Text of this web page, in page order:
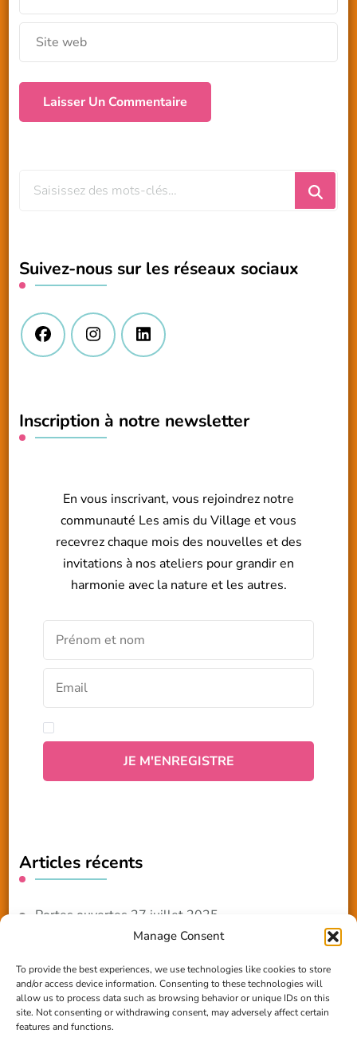
Manage Consent
To provide the best experiences, we use technologies like cookies to store
and/or access device information. Consenting to these technologies will
allow us to process data such as browsing behavior or unique IDs on this
site. Not consenting or withdrawing consent, may adversely affect certain
features and functions.
?
Suivez-nous sur les réseaux sociaux
Inscription à notre newsletter
En vous inscrivant, vous rejoindrez notre
communauté Les amis du Village et vous
recevrez chaque mois des nouvelles et des
invitations à nos ateliers pour grandir en
harmonie avec la nature et les autres.
Articles récents
Portes ouvertes 27 juillet 2025
Reportage TV Com
Construction en terre-paille